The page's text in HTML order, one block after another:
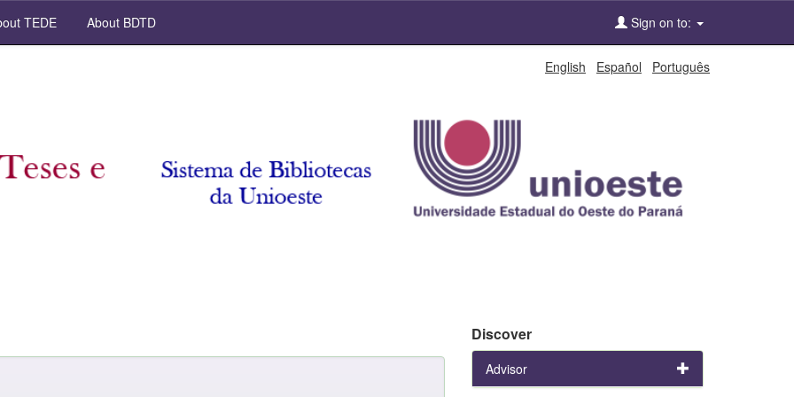
TEDE About BDTD Sign on to:
English Español Português
Discover
Advisor